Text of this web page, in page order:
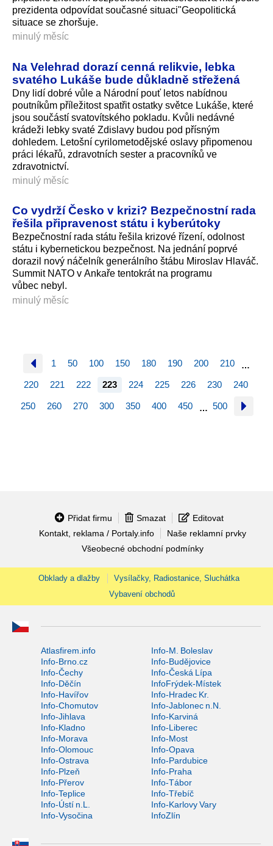
prezidenta odpovídat současné situaci"Geopo­litická
situace se zhoršuje.
minulý měsíc
Na Velehrad dorazí cenná relikvie, lebka
svatého Lukáše bude důkladně střežená
Dny lidí dobré vůle a Národní pouť letos nabídnou
poutníkům příležitost spatřit ostatky světce Lukáše, které
jsou součástí svatovítského pokladu. Kvůli nedávné
krádeži lebky svaté Zdislavy budou pod přísným
dohledem. Letošní cyrilometodějské oslavy připomenou
práci lékařů, zdravotních sester a pracovníků ve
zdravotnictví.
minulý měsíc
Co vydrží Česko v krizi? Bezpečnostní rada
řešila připravenost státu i kyberútoky
Bezpečnostní rada státu řešila krizové řízení, odolnost
státu i kybernetickou bezpečnost. Na jednání poprvé
dorazil nový náčelník generálního štábu Miroslav Hlaváč.
Summit NATO v Ankaře tentokrát na programu
vůbec nebyl.
minulý měsíc
1 50 100 150 180 190 200 210 …
220 221 222 223 224 225 226 230 240
250 260 270 300 350 400 450 … 500
Přidat firmu Smazat
Editovat
Kontakt, reklama / Portaly.info
Naše reklamní prvky
Všeobecné obchodní podmínky
Obklady a dlažby
Vysílačky, Radiostanice, Sluchátka
Vybavení obchodů
Atlasfirem.info
Info-M. Boleslav
Info-Brno.cz
Info-Budějovice
Info-Čechy
Info-Česká Lípa
Info-Děčín
InfoFrýdek-Místek
Info-Havířov
Info-Hradec Kr.
Info-Chomutov
Info-Jablonec n.N.
Info-Jihlava
Info-Karviná
Info-Kladno
Info-Liberec
Info-Morava
Info-Most
Info-Olomouc
Info-Opava
Info-Ostrava
Info-Pardubice
Info-Plzeň
Info-Praha
Info-Přerov
Info-Tábor
Info-Teplice
Info-Třebíč
Info-Ústí n.L.
Info-Karlovy Vary
Info-Vysočina
InfoZlín